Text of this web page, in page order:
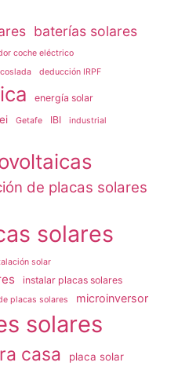
baterías solares
coche eléctrico
coslada deducción IRPF
energía solar
Getafe IBI
industrial
de placas solares
solares
solar
instalar placas solares
placas solares microinversor
solares
casa placa solar